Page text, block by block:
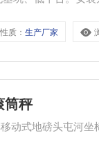
质：生产厂家
筒秤
动式地磅头屯河坐